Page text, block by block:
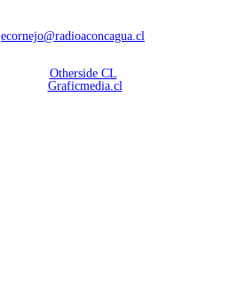
ecornejo@radioaconcagua.cl
Otherside CL
Graficmedia.cl